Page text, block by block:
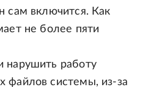
сам включится. Как
не более пяти
нарушить работу
файлов системы, из-за